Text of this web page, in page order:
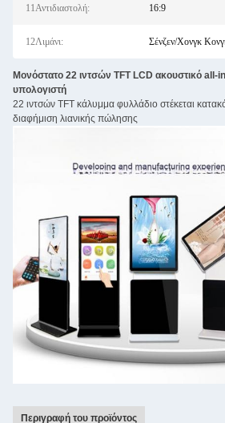
11Αντιδιαστολή: 16:9
12Λιμάνι: Σένζεν/Χονγκ
Μονόστατο 22 ιντσών TFT LCD ακουστικό all-
υπολογιστή
22 ιντσών TFT κάλυμμα φυλλάδιο στέκεται
διαφήμιση λιανικής πώλησης
Περιγραφή του προϊόντος